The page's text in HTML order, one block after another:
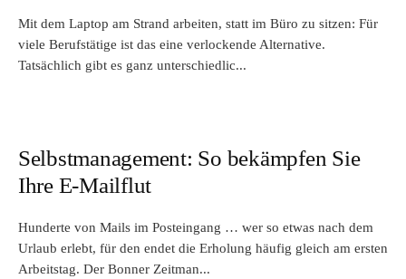
Mit dem Laptop am Strand arbeiten, statt im Büro zu sitzen: Für
viele Berufstätige ist das eine verlockende Alternative.
Tatsächlich gibt es ganz unterschiedlic...
Selbstmanagement: So bekämpfen Sie
Ihre E-Mailflut
Hunderte von Mails im Posteingang … wer so etwas nach dem
Urlaub erlebt, für den endet die Erholung häufig gleich am ersten
Arbeitstag. Der Bonner Zeitman...